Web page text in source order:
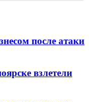
после атаки
взлетели